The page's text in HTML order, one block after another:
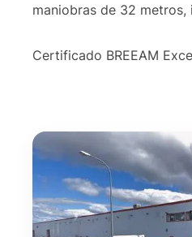
maniobras de 32
Certificado BREEAM